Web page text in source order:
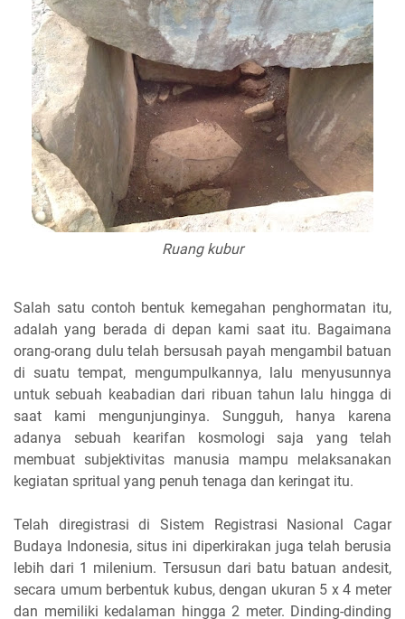
Ruang kubur
Salah satu contoh bentuk kemegahan penghormatan itu,
adalah yang berada di depan kami saat itu. Bagaimana
orang-orang dulu telah bersusah payah mengambil batuan
di suatu tempat, mengumpulkannya, lalu menyusunnya
untuk sebuah keabadian dari ribuan tahun lalu hingga di
saat kami mengunjunginya. Sungguh, hanya karena
adanya sebuah kearifan kosmologi saja yang telah
membuat subjektivitas manusia mampu melaksanakan
kegiatan spritual yang penuh tenaga dan keringat itu.
Telah diregistrasi di Sistem Registrasi Nasional Cagar
Budaya Indonesia, situs ini diperkirakan juga telah berusia
lebih dari 1 milenium. Tersusun dari batu batuan andesit,
secara umum berbentuk kubus, dengan ukuran 5 x 4 meter
dan memiliki kedalaman hingga 2 meter. Dinding-dinding